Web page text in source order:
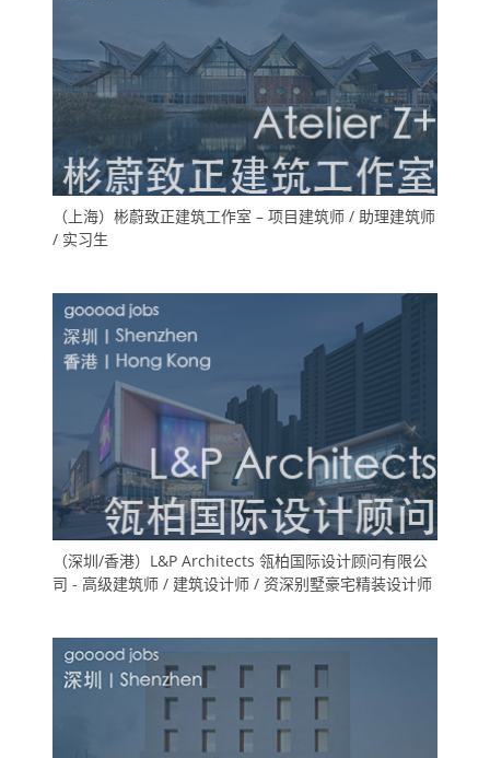
（上海）彬蔚致正建筑工作室 – 项目建筑师 / 助理建筑师
/ 实习生
（深圳/香港）L&P Architects 瓴柏国际设计顾问有限公
司 - 高级建筑师 / 建筑设计师 / 资深别墅豪宅精装设计师